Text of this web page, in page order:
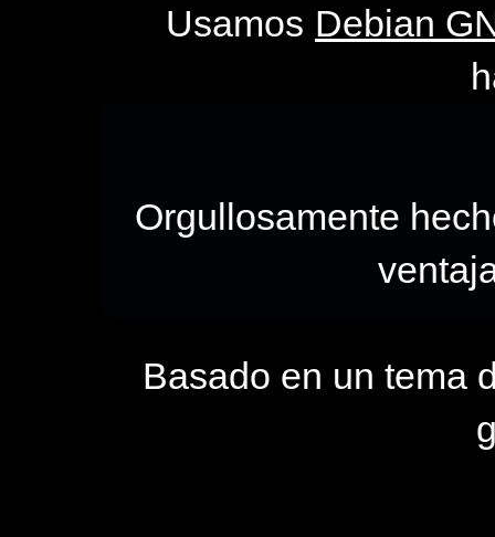
Usamos Debian
Orgullosamente
Basado en un tema